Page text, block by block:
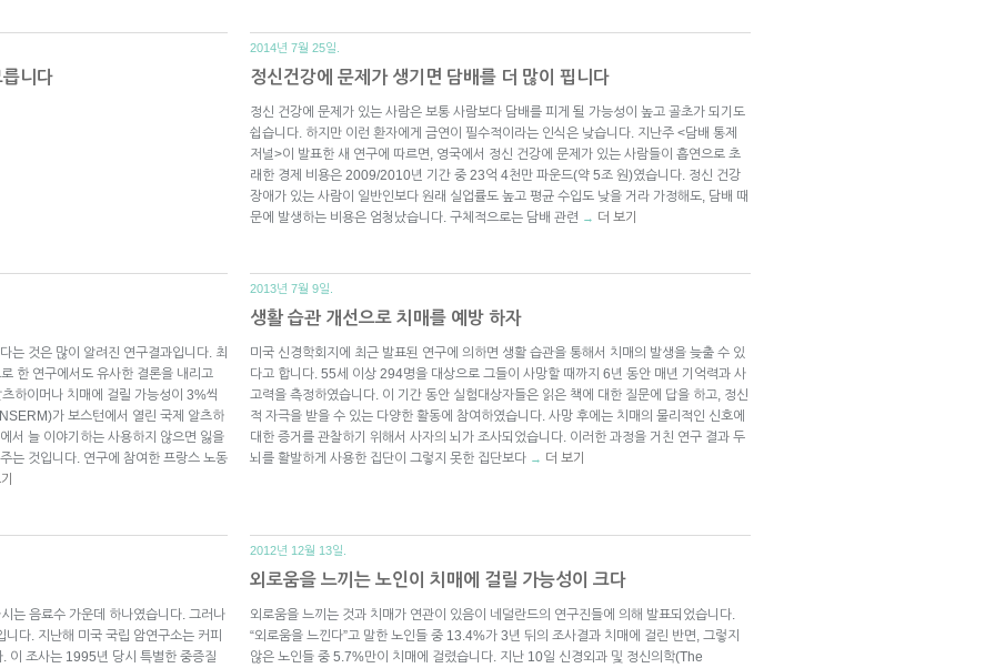
니다
2014년 7월 25일.
정신건강에 문제가 생기면 담배를 더 많이 핍니다
정신 건강에 문제가 있는 사람은 보통 사람보다 담배를 피게 될 가능성이 높고 골초가 되기도
쉽습니다. 하지만 이런 환자에게 금연이 필수적이라는 인식은 낮습니다. 지난주 <담배 통제
저널>이 발표한 새 연구에 따르면, 영국에서 정신 건강에 문제가 있는 사람들이 흡연으로 초
래한 경제 비용은 2009/2010년 기간 중 23억 4천만 파운드(약 5조 원)였습니다. 정신 건강
장애가 있는 사람이 일반인보다 원래 실업률도 높고 평균 수입도 낮을 거라 가정해도, 담배 때
문에 발생하는 비용은 엄청났습니다. 구체적으로는 담배 관련 → 더 보기
는 것은 많이 알려진 연구결과입니다. 최
한 연구에서도 유사한 결론을 내리고
하이머나 치매에 걸릴 가능성이 3%씩
가 보스턴에서 열린 국제 알츠하
서 늘 이야기하는 사용하지 않으면 잃을
는 것입니다. 연구에 참여한 프랑스 노동
2013년 7월 9일.
생활 습관 개선으로 치매를 예방 하자
미국 신경학회지에 최근 발표된 연구에 의하면 생활 습관을 통해서 치매의 발생을 늦출 수 있
다고 합니다. 55세 이상 294명을 대상으로 그들이 사망할 때까지 6년 동안 매년 기억력과 사
고력을 측정하였습니다. 이 기간 동안 실험대상자들은 읽은 책에 대한 질문에 답을 하고, 정신
적 자극을 받을 수 있는 다양한 활동에 참여하였습니다. 사망 후에는 치매의 물리적인 신호에
대한 증거를 관찰하기 위해서 사자의 뇌가 조사되었습니다. 이러한 과정을 거친 연구 결과 두
뇌를 활발하게 사용한 집단이 그렇지 못한 집단보다 → 더 보기
는 음료수 가운데 하나였습니다. 그러나
다. 지난해 미국 국립 암연구소는 커피
이 조사는 1995년 당시 특별한 중증질
2012년 12월 13일.
외로움을 느끼는 노인이 치매에 걸릴 가능성이 크다
외로움을 느끼는 것과 치매가 연관이 있음이 네덜란드의 연구진들에 의해 발표되었습니다.
“외로움을 느낀다”고 말한 노인들 중 13.4%가 3년 뒤의 조사결과 치매에 걸린 반면, 그렇지
않은 노인들 중 5.7%만이 치매에 걸렸습니다. 지난 10일 신경외과 및 정신의학(The